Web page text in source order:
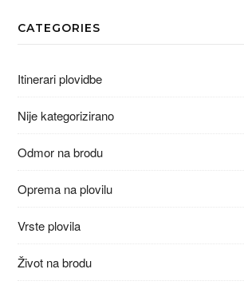
CATEGORIES
Itinerari plovidbe
Nije kategorizirano
Odmor na brodu
Oprema na plovilu
Vrste plovila
Život na brodu